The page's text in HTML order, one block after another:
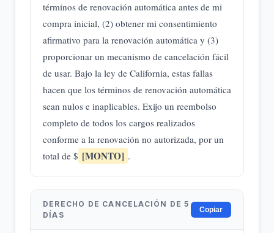
términos de renovación automática antes de mi
compra inicial, (2) obtener mi consentimiento
afirmativo para la renovación automática y (3)
proporcionar un mecanismo de cancelación fácil
de usar. Bajo la ley de California, estas fallas
hacen que los términos de renovación automática
sean nulos e inaplicables. Exijo un reembolso
completo de todos los cargos realizados
conforme a la renovación no autorizada, por un
total de $ [MONTO] .
DERECHO DE CANCELACIÓN DE 5
DÍAS
Copiar